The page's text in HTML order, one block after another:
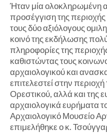
Ήταν μία ολοκληρωμένη
προσέγγιση της
τους δύο αξιόλογους
κοινό της εκδήλωσης
πληροφορίες της
καθιστώντας τους
αρχαιολογικού και
επιτελεστεί στην
Ορεστικού, αλλά και της
αρχαιολογικά ευρήματα
Αρχαιολογικό Μουσείο
επιμελήθηκε ο κ.